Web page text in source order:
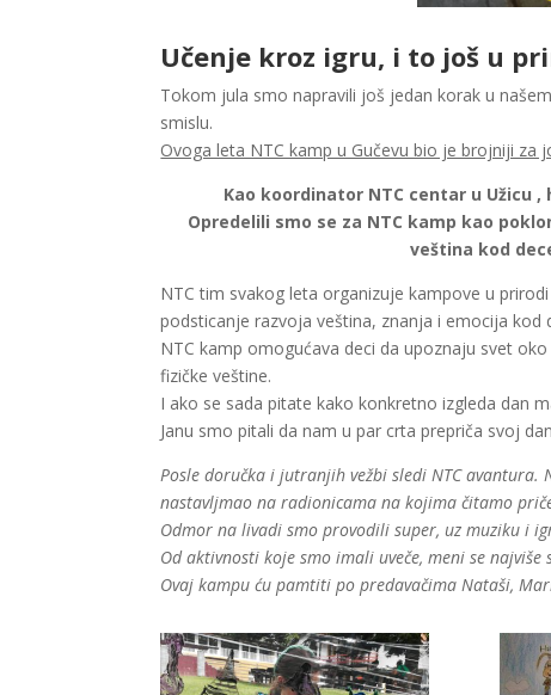
Učenje kroz igru, i to još u
Tokom jula smo napravili još jedan korak u
smislu.
Ovoga leta NTC kamp u Gučevu bio je brojniji za
Kao koordinator NTC centar u Užicu
Opredelili smo se za NTC kamp kao
veština kod
NTC tim svakog leta organizuje kampove u
podsticanje razvoja veština, znanja i emocija
NTC kamp omogućava deci da upoznaju svet
fizičke veštine.
I ako se sada pitate kako konkretno izgleda dan
Janu smo pitali da nam u par crta prepriča svoj
Posle doručka i jutranjih vežbi sledi NTC
nastavljmao na radionicama na kojima čitamo
Odmor na livadi smo provodili super, uz muziku i
Od aktivnosti koje smo imali uveče, meni se
Ovaj kampu ću pamtiti po predavačima Nataši,